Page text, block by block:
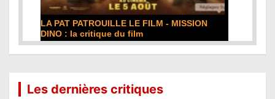
DE LA COMÉDIE-FRANÇAISE : la critique du
film
Les dernières critiques